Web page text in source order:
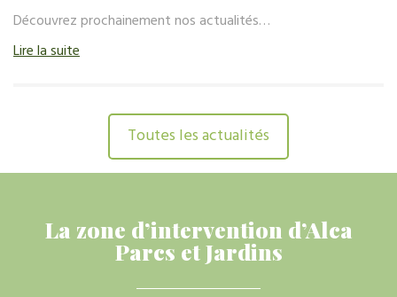
Découvrez prochainement nos actualités…
Lire la suite
Toutes les actualités
La zone d’intervention d’Alca
Parcs et Jardins